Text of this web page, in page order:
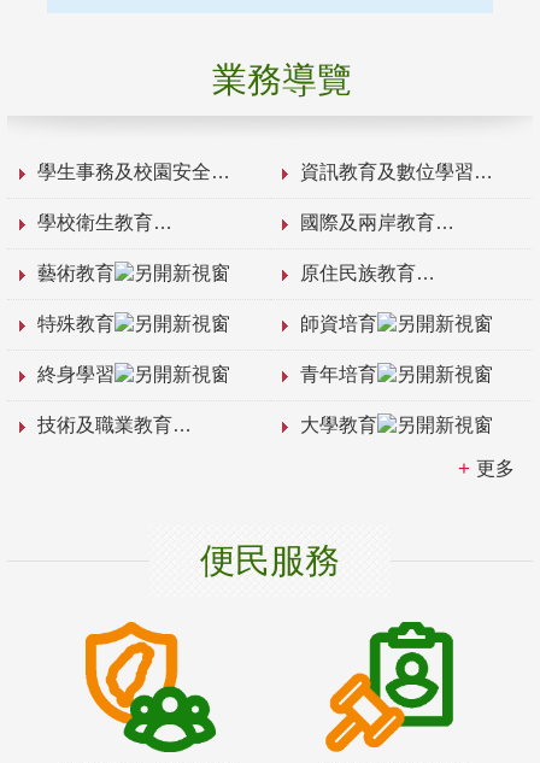
業務導覽
學生事務及校園安全 資訊教育及數位學習
學校衛生教育 國際及兩岸教育
藝術教育 原住民族教育
特殊教育 師資培育
終身學習 青年培育
技術及職業教育 大學教育
更多
便民服務